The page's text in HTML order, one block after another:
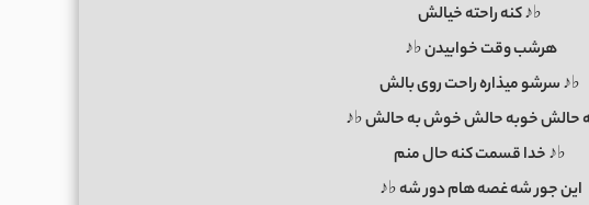
♭♪ کنه راحته خیالش
هرشب وقت خوابیدن ♭♪
♭♪ سرشو میذاره راحت روی بالش
حالش خوبه حالش خوش به حالش ♭♪
♭♪ خدا قسمت کنه حال منم
این جور شه غصه هام دور شه ♭♪